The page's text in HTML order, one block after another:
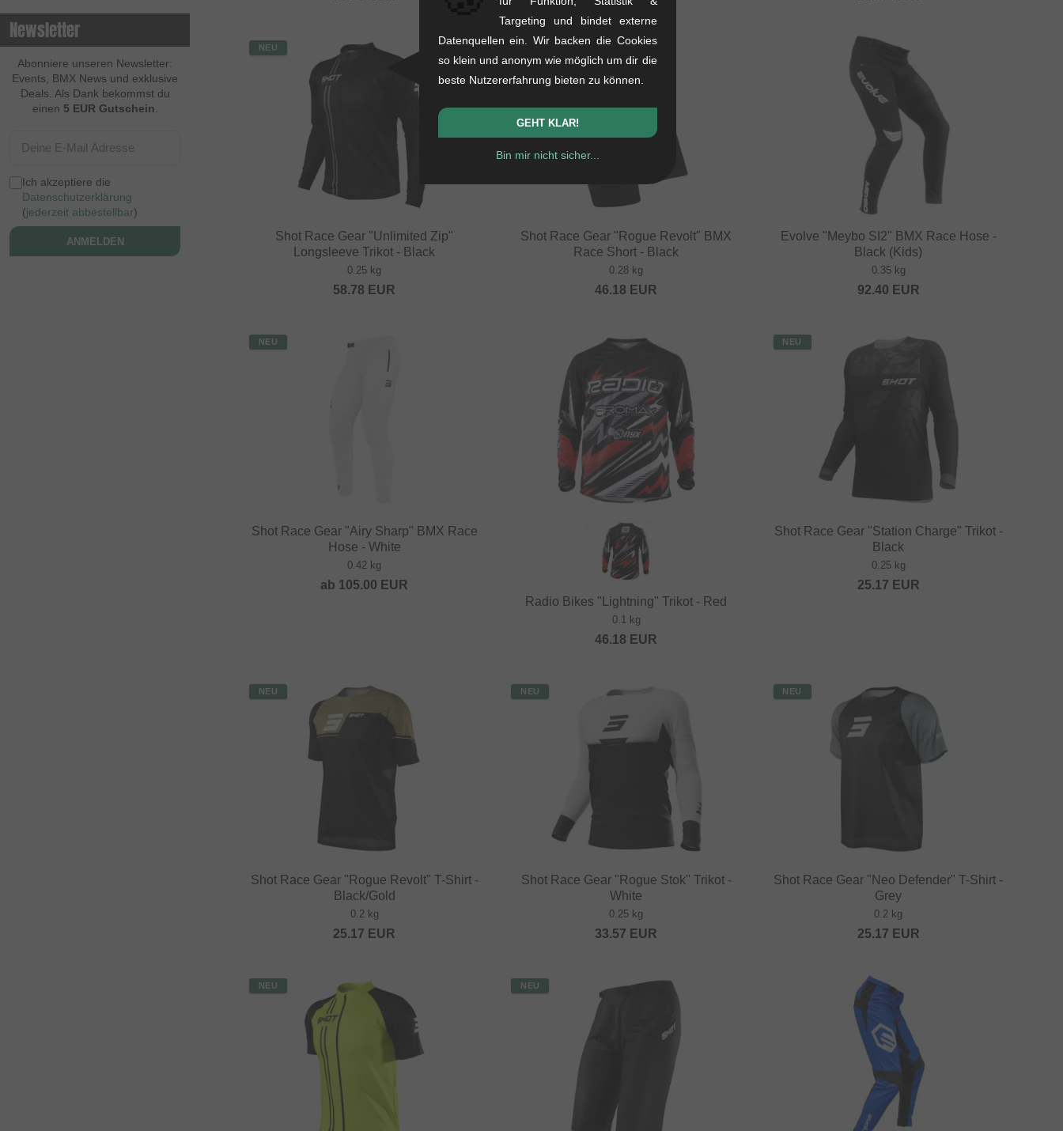
Newsletter
Abonniere unseren Newsletter:
Events, BMX News und exklusive
Deals. Als Dank bekommst du
einen 5 EUR Gutschein
Ich akzeptiere die
Datenschutzerklärung
(jederzeit abbestellbar)
ANMELDEN
NEU
Shot Race Gear "Unlimited Zip"
Longsleeve Trikot - Black
0.25 kg
58.78 EUR
NEU
Shot Race Gear "Rogue Revolt" BMX
Race Short - Black
0.28 kg
46.18 EUR
Evolve "Meybo SI2" BMX Race Hose -
Black (Kids)
0.35 kg
92.40 EUR
NEU
Shot Race Gear "Airy Sharp" BMX Race
Hose - White
0.42 kg
ab 105.00 EUR
Radio Bikes "Lightning" Trikot - Red
0.1 kg
46.18 EUR
NEU
Shot Race Gear "Station Charge" Trikot -
Black
0.25 kg
25.17 EUR
NEU
Shot Race Gear "Rogue Revolt" T-Shirt -
Black/Gold
0.2 kg
25.17 EUR
NEU
Shot Race Gear "Rogue Stok" Trikot -
White
0.25 kg
33.57 EUR
NEU
Shot Race Gear "Neo Defender" T-Shirt -
Grey
0.2 kg
25.17 EUR
NEU NEU
Targeting und bindet externe
Datenquellen ein. Wir backen die Cookies
so klein und anonym wie möglich um dir die
beste Nutzererfahrung bieten zu können.
GEHT KLAR!
Bin mir nicht sicher...